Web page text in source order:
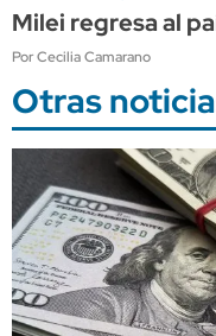
Milei regresa al
Por Cecilia Camarano
Otras